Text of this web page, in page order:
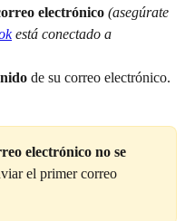
electrónico (asegúrate
está conectado a
de su correo electrónico.
electrónico no se
el primer correo